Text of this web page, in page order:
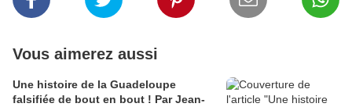
Vous aimerez aussi
Une histoire de la Guadeloupe
falsifiée de bout en bout ! Par Jean-